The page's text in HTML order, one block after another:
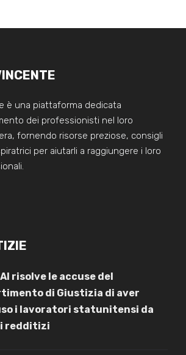
è una piattaforma dedicata
dei professionisti nel loro
fornendo risorse preziose, consigli
per aiutarli a raggiungere i loro
risolve le accuse del
di Giustizia di aver
i lavoratori statunitensi da
redditizi